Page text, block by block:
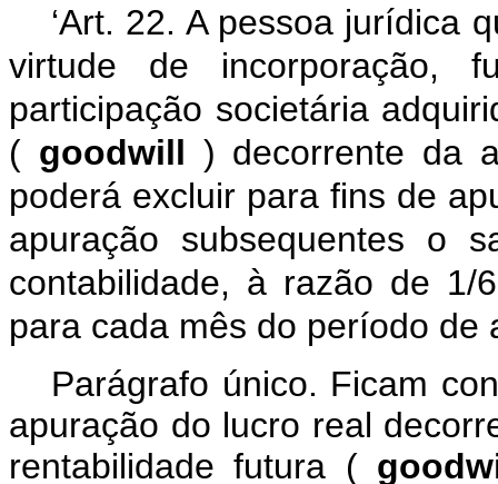
‘Art. 22. A pessoa jurídica
virtude de incorporação,
participação societária
( goodwill ) decorrente da
poderá excluir para fins de
apuração subsequentes o
contabilidade, à razão de 1/
para cada mês do período de
Parágrafo único. Ficam
apuração do lucro real
rentabilidade futura (